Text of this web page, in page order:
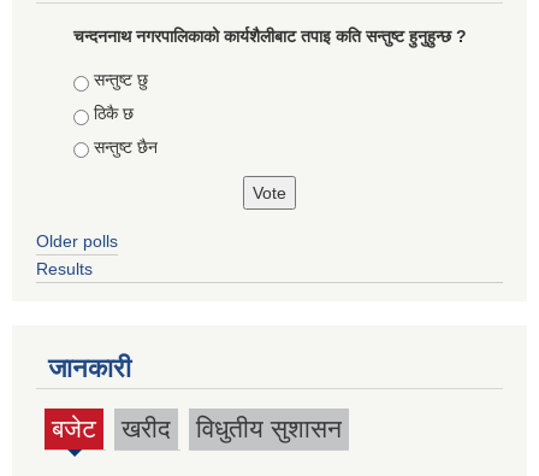
चन्दननाथ नगरपालिकाको कार्यशैलीबाट तपाइ कति सन्तुष्ट हुनुहुन्छ ?
Choices
सन्तुष्ट छु
ठिकै छ
सन्तुष्ट छैन
Older polls
Results
जानकारी
बजेट
(active
खरीद विधुतीय सुशासन